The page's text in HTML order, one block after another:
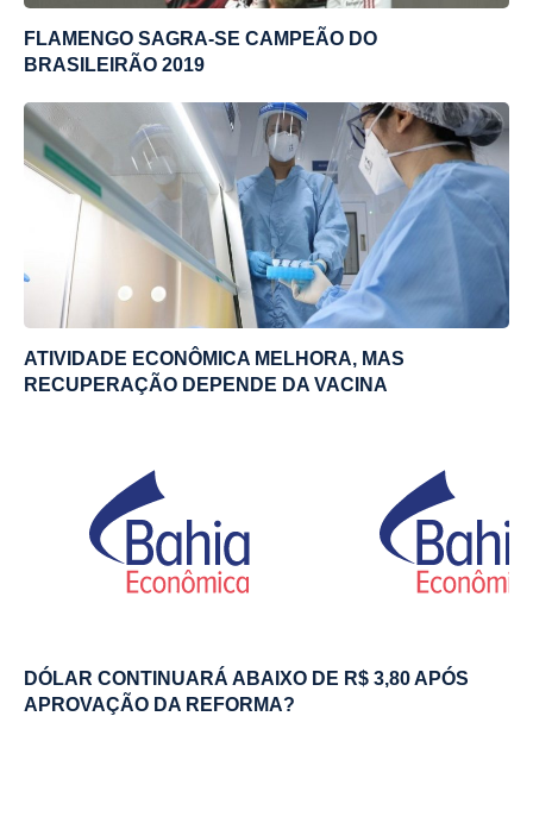
FLAMENGO SAGRA-SE CAMPEÃO DO
BRASILEIRÃO 2019
ATIVIDADE ECONÔMICA MELHORA, MAS
RECUPERAÇÃO DEPENDE DA VACINA
DÓLAR CONTINUARÁ ABAIXO DE R$ 3,80 APÓS
APROVAÇÃO DA REFORMA?